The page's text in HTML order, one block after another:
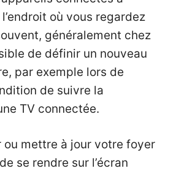
où vous regardez
généralement chez
de définir un nouveau
par exemple lors de
de suivre la
TV connectée.
ou mettre à jour votre foyer
se rendre sur l’écran